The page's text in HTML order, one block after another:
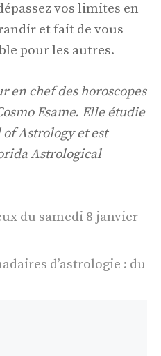
vos limites en
et fait de vous
pour les autres.
en chef des horoscopes
Esame. Elle étudie
Astrology et est
Astrological
du samedi 8 janvier
d’astrologie : du